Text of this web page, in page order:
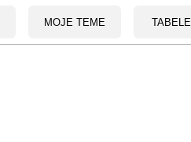
MOJE TEME TABELE